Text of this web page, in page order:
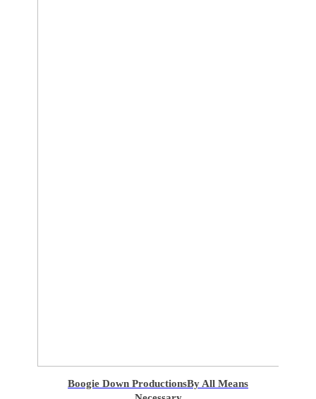
Boogie Down ProductionsBy All Means